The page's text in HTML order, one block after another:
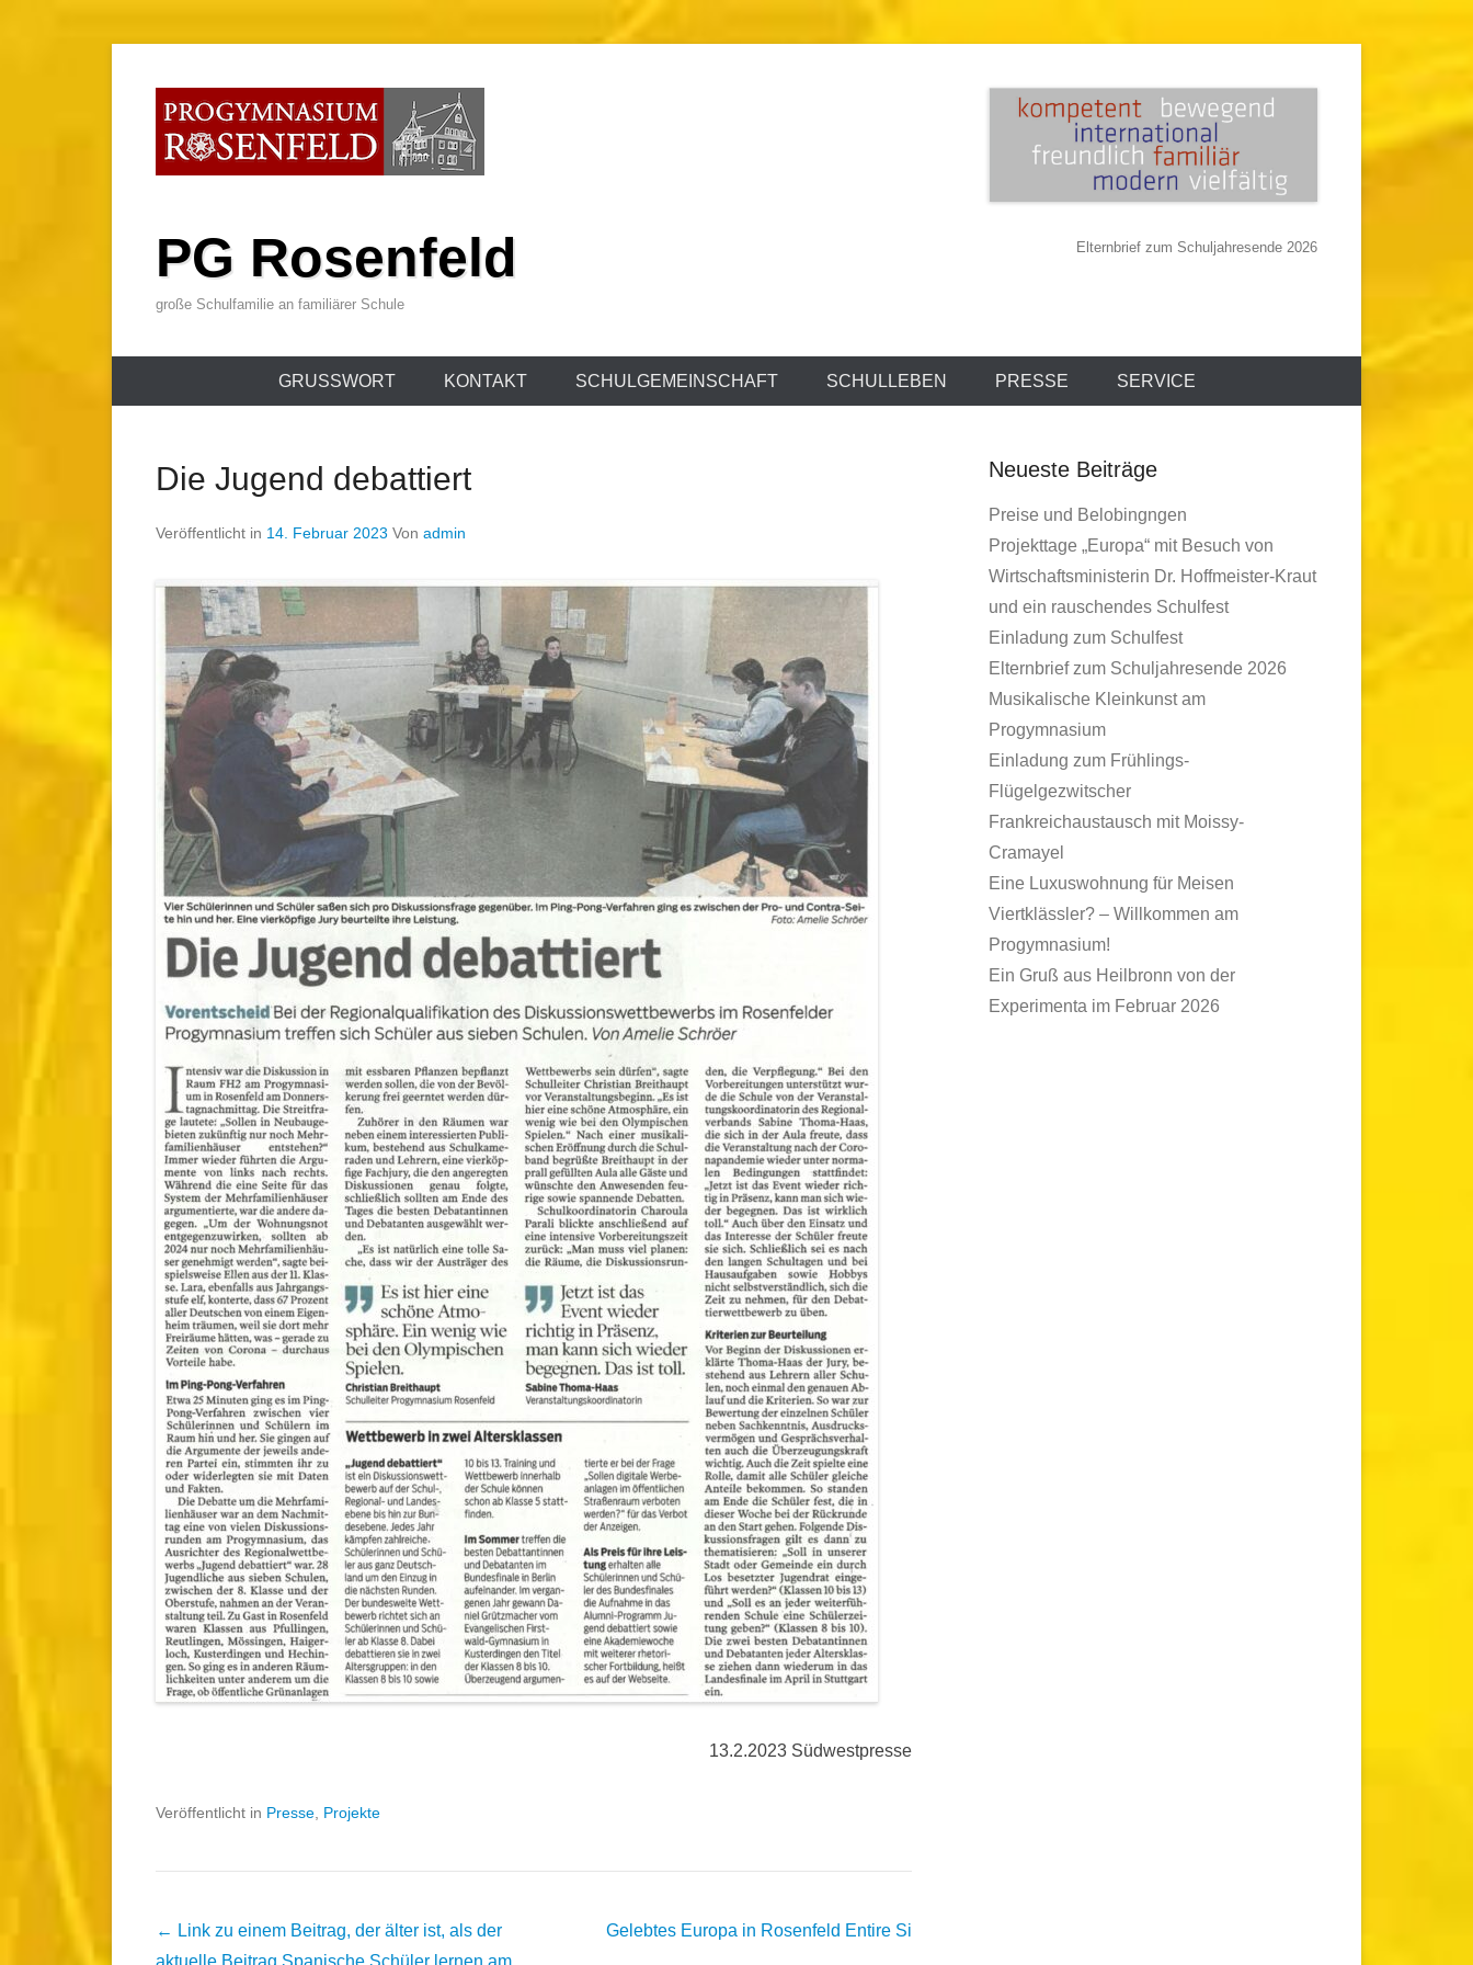
wechseln
PG Rosenfeld
große Schulfamilie an familiärer Schule
Elternbrief zum Schuljahresende 2026
GRUSSWORT KONTAKT SCHULGEMEINSCHAFT SCHULLEBEN PRESSE SERVICE
Die Jugend debattiert
Veröffentlicht in 14. Februar 2023 Von admin
13.2.2023 Südwestpresse
Veröffentlicht in Presse Projekte
Beitrags
Übersicht
← Link zu einem Beitrag, der älter ist, als der
aktuelle Beitrag Spanische Schüler lernen am
Gelebtes Europa in Rosenfeld Entire Si
Neueste Beiträge
Preise und Belobingngen
Projekttage „Europa“ mit Besuch von
Wirtschaftsministerin Dr. Hoffmeister-Kraut
und ein rauschendes Schulfest
Einladung zum Schulfest
Elternbrief zum Schuljahresende 2026
Musikalische Kleinkunst am
Progymnasium
Einladung zum Frühlings-
Flügelgezwitscher
Frankreichaustausch mit Moissy-
Cramayel
Eine Luxuswohnung für Meisen
Viertklässler? – Willkommen am
Progymnasium!
Ein Gruß aus Heilbronn von der
Experimenta im Februar 2026